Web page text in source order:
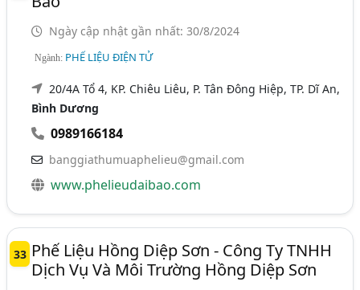
Ngày cập nhật gần nhất: 30/8/2024
Ngành: PHẾ LIỆU ĐIỆN TỬ
20/4A Tổ 4, KP. Chiêu Liêu, P. Tân Đông Hiệp, TP. Dĩ An,
Bình Dương
0989166184
banggiathumuaphelieu@gmail.com
www.phelieudaibao.com
33 Phế Liệu Hồng Diệp Sơn - Công Ty TNHH
Dịch Vụ Và Môi Trường Hồng Diệp Sơn